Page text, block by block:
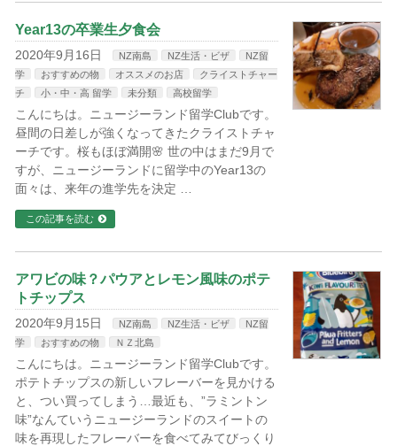
Year13の卒業生夕食会
2020年9月16日 NZ南島 NZ生活・ビザ
NZ留
学
おすすめの物 オススメのお店
クライストチャー
チ
小・中・高 留学 未分類 高校留学
こんにちは。ニュージーランド留学Clubです。
昼間の日差しが強くなってきたクライストチャ
ーチです。桜もほぼ満開🌸 世の中はまだ9月で
すが、ニュージーランドに留学中のYear13の
面々は、来年の進学先を決定 …
この記事を読む
アワビの味？パウアとレモン風味のポテ
トチップス
2020年9月15日 NZ南島 NZ生活・ビザ
NZ留
学
おすすめの物 ＮＺ北島
こんにちは。ニュージーランド留学Clubです。
ポテトチップスの新しいフレーバーを見かける
と、つい買ってしまう…最近も、”ラミントン
味”なんていうニュージーランドのスイートの
味を再現したフレーバーを食べてみてびっくり